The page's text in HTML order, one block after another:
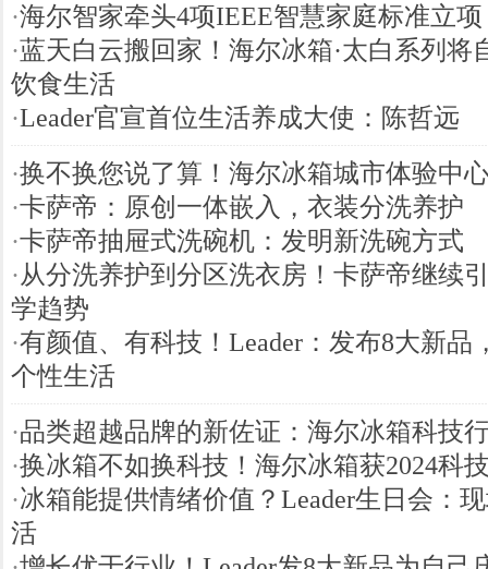
·海尔智家牵头4项IEEE智慧家庭标准立项
·蓝天白云搬回家！海尔冰箱·太白系列将
饮食生活
·Leader官宣首位生活养成大使：陈哲远
·换不换您说了算！海尔冰箱城市体验中
·卡萨帝：原创一体嵌入，衣装分洗养护
·卡萨帝抽屉式洗碗机：发明新洗碗方式
·从分洗养护到分区洗衣房！卡萨帝继续
学趋势
·有颜值、有科技！Leader：发布8大新品
个性生活
·品类超越品牌的新佐证：海尔冰箱科技
·换冰箱不如换科技！海尔冰箱获2024科
·冰箱能提供情绪价值？Leader生日会：
活